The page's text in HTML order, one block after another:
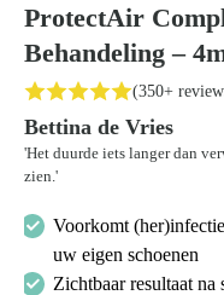
ProtectAir
Behandeling –
(350+
Bettina de Vries
'Het duurde iets langer dan
zien.'
Voorkomt
uw eigen schoenen
Zichtbaar resultaat